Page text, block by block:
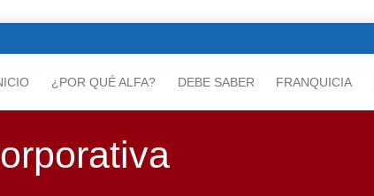
¿POR QUÉ ALFA? DEBE SABER FRANQUICIA